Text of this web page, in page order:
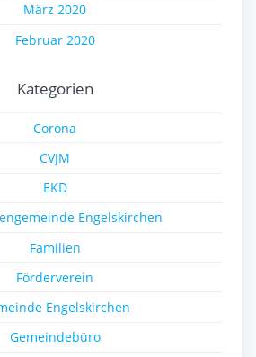
März 2020
Februar 2020
Kategorien
Corona
CVJM
EKD
Engelskirchen
Familien
Förderverein
Engelskirchen
Gemeindebüro